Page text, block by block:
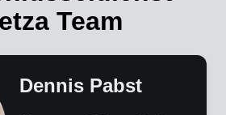
Team
Dennis Pabst